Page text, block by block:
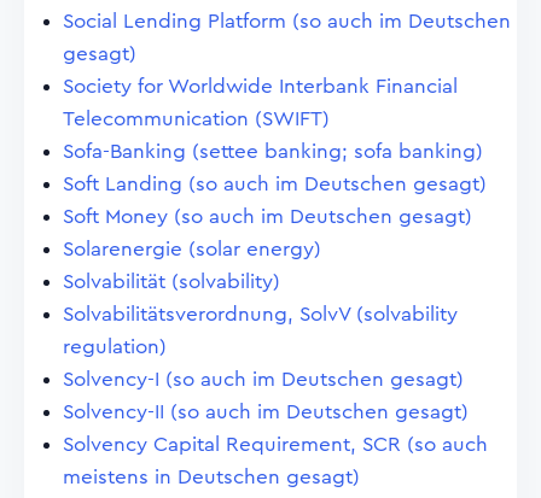
Social Lending Platform (so auch im Deutschen
gesagt)
Society for Worldwide Interbank Financial
Telecommunication (SWIFT)
Sofa-Banking (settee banking; sofa banking)
Soft Landing (so auch im Deutschen gesagt)
Soft Money (so auch im Deutschen gesagt)
Solarenergie (solar energy)
Solvabilität (solvability)
Solvabilitätsverordnung, SolvV (solvability
regulation)
Solvency-I (so auch im Deutschen gesagt)
Solvency-II (so auch im Deutschen gesagt)
Solvency Capital Requirement, SCR (so auch
meistens in Deutschen gesagt)